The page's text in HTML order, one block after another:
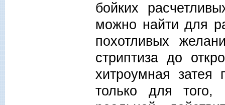
бойких
можно найти для
похотливых
стриптиза до
хитроумная затея
только для того,